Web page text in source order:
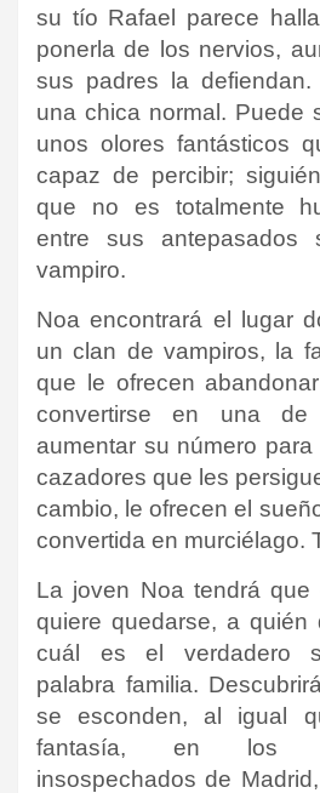
su tío Rafael parece
ponerla de los nervios,
sus padres la
una chica normal. Puede
unos olores fantásticos
capaz de percibir;
que no es totalmente
entre sus antepasados
vampiro.
Noa encontrará el lugar
un clan de vampiros, la
que le ofrecen
convertirse en una de
aumentar su número
cazadores que les
cambio, le ofrecen el
convertida en murciélago.
La joven Noa tendrá que
quiere quedarse, a quién
cuál es el verdadero
palabra familia.
se esconden, al igual
fantasía, en los
insospechados de